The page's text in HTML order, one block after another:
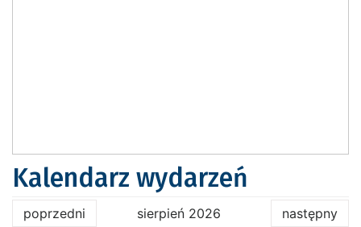
Kalendarz wydarzeń
poprzedni sierpień 2026 następny